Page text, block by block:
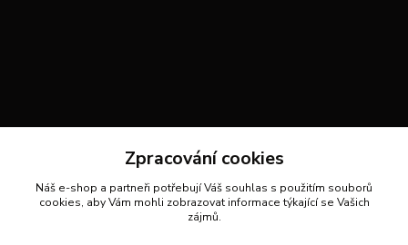
Zpracování cookies
Náš e-shop a partneři potřebují Váš souhlas s použitím souborů
cookies, aby Vám mohli zobrazovat informace týkající se Vašich
zájmů.